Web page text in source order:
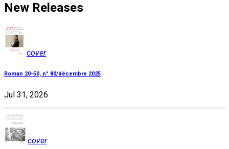
New Releases
cover
Roman 20-50, n° 80/décembre 2025
Jul 31, 2026
cover